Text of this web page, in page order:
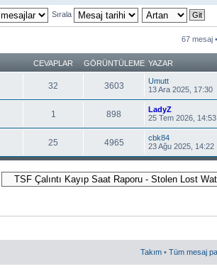
Sırala
67 mesaj •
CEVAPLAR GÖRÜNTÜLEME YAZAR
32 3603
Umutt
13 Ara 2025, 17:30
1 898
LadyZ
25 Tem 2026, 14:53
25 4965
cbk84
23 Ağu 2025, 14:22
Takım • Tüm mesaj